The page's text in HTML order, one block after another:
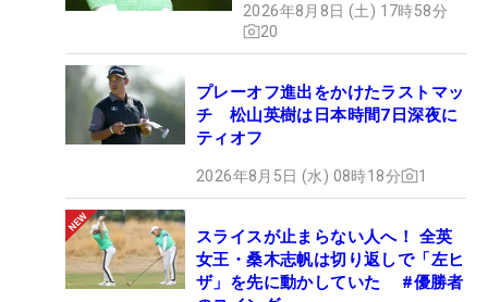
2026年8月8日 (土) 17時58分
20
プレーオフ進出をかけたラストマッ
チ 松山英樹は日本時間7日深夜に
ティオフ
2026年8月5日 (水) 08時18分 1
スライスが止まらない人へ！ 全英
女王・桑木志帆は切り返しで「左ヒ
ザ」を先に動かしていた #優勝者